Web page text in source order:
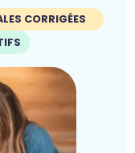
CORRIGÉES